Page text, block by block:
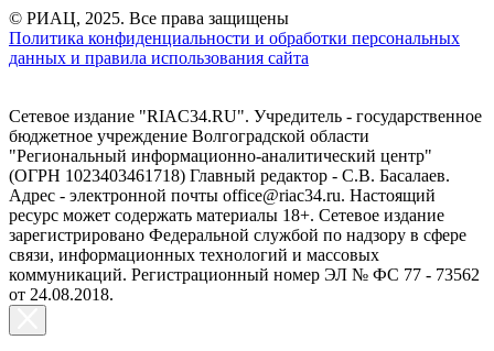
© РИАЦ, 2025. Все права защищены
Политика конфиденциальности и обработки персональных
данных и правила использования сайта
Сетевое издание "RIAC34.RU". Учредитель - государственное
бюджетное учреждение Волгоградской области
"Региональный информационно-аналитический центр"
(ОГРН 1023403461718) Главный редактор - С.В. Басалаев.
Адрес - электронной почты office@riac34.ru. Настоящий
ресурс может содержать материалы 18+. Сетевое издание
зарегистрировано Федеральной службой по надзору в сфере
связи, информационных технологий и массовых
коммуникаций. Регистрационный номер ЭЛ № ФС 77 - 73562
от 24.08.2018.